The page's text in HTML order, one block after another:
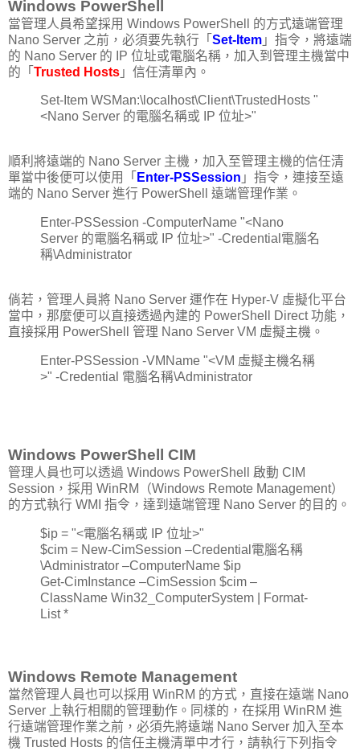
Windows PowerShell
當管理人員希望採用 Windows PowerShell 的方式遠端管理
Nano Server 之前，必須要先執行「 Set-Item 」指令，將遠端
的 Nano Server 的 IP 位址或電腦名稱，加入到管理主機當中
的「 Trusted Hosts 」信任清單內。
Set-Item WSMan:\localhost\Client\TrustedHosts "
<Nano Server 的電腦名稱或 IP 位址>"
順利將遠端的 Nano Server 主機，加入至管理主機的信任清
單當中後便可以使用「 Enter-PSSession 」指令，連接至遠
端的 Nano Server 進行 PowerShell 遠端管理作業。
Enter-PSSession -ComputerName "<Nano
Server 的電腦名稱或 IP 位址>" -Credential電腦名
稱\Administrator
倘若，管理人員將 Nano Server 運作在 Hyper-V 虛擬化平台
當中，那麼便可以直接透過內建的 PowerShell Direct 功能，
直接採用 PowerShell 管理 Nano Server VM 虛擬主機。
Enter-PSSession -VMName "<VM 虛擬主機名稱
>" -Credential 電腦名稱\Administrator
Windows PowerShell CIM
管理人員也可以透過 Windows PowerShell 啟動 CIM
Session，採用 WinRM（Windows Remote Management）
的方式執行 WMI 指令，達到遠端管理 Nano Server 的目的。
$ip = "<電腦名稱或 IP 位址>"
$cim = New-CimSession –Credential電腦名稱
\Administrator –ComputerName $ip
Get-CimInstance –CimSession $cim –
ClassName Win32_ComputerSystem | Format-
List *
Windows Remote Management
當然管理人員也可以採用 WinRM 的方式，直接在遠端 Nano
Server 上執行相關的管理動作。同樣的，在採用 WinRM 進
行遠端管理作業之前，必須先將遠端 Nano Server 加入至本
機 Trusted Hosts 的信任主機清單中才行，請執行下列指令